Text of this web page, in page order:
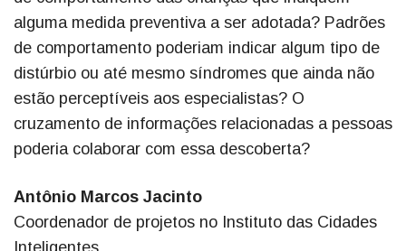
alguma medida preventiva a ser adotada? Padrões
de comportamento poderiam indicar algum tipo de
distúrbio ou até mesmo síndromes que ainda não
estão perceptíveis aos especialistas? O
cruzamento de informações relacionadas a pessoas
poderia colaborar com essa descoberta?
Antônio Marcos Jacinto
Coordenador de projetos no Instituto das Cidades
Inteligentes